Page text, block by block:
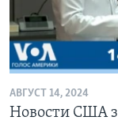
АВГУСТ 14, 2024
Новости США